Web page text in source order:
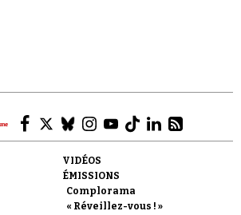
Faire un don
VIDÉOS
ÉMISSIONS
Complorama
« Réveillez-vous ! »